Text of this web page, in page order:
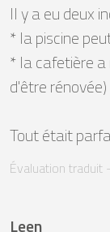
Il y a eu deux
* la piscine
* la cafetière
d'être rénovée)
Tout était
Évaluation traduit
Leen